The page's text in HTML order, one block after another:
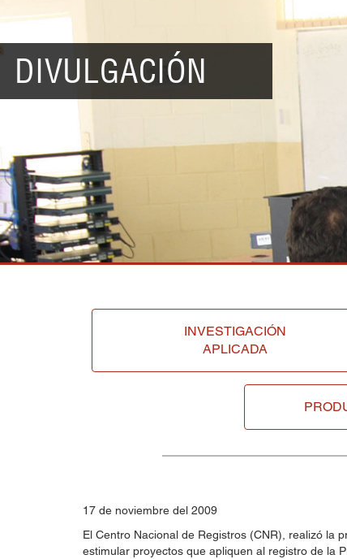
DIVULGACIÓN
INVESTIGACIÓN
APLICADA
17 de noviembre del 2009
El Centro Nacional de Registros (CNR), realizó la
estimular proyectos que apliquen al registro de la